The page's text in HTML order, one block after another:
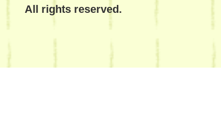
All rights reserved.